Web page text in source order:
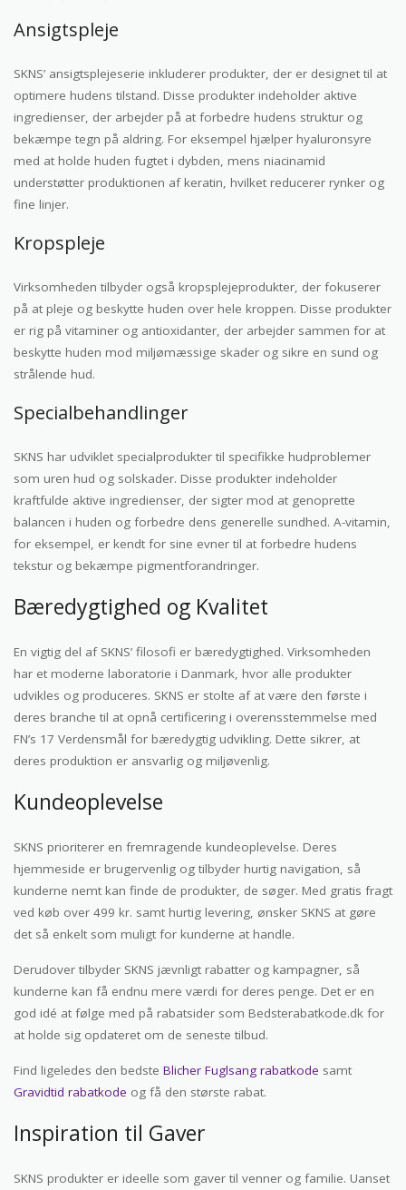
Ansigtspleje
SKNS’ ansigtsplejeserie inkluderer produkter, der er designet til at
optimere hudens tilstand. Disse produkter indeholder aktive
ingredienser, der arbejder på at forbedre hudens struktur og
bekæmpe tegn på aldring. For eksempel hjælper hyaluronsyre
med at holde huden fugtet i dybden, mens niacinamid
understøtter produktionen af keratin, hvilket reducerer rynker og
fine linjer.
Kropspleje
Virksomheden tilbyder også kropsplejeprodukter, der fokuserer
på at pleje og beskytte huden over hele kroppen. Disse produkter
er rig på vitaminer og antioxidanter, der arbejder sammen for at
beskytte huden mod miljømæssige skader og sikre en sund og
strålende hud.
Specialbehandlinger
SKNS har udviklet specialprodukter til specifikke hudproblemer
som uren hud og solskader. Disse produkter indeholder
kraftfulde aktive ingredienser, der sigter mod at genoprette
balancen i huden og forbedre dens generelle sundhed. A-vitamin,
for eksempel, er kendt for sine evner til at forbedre hudens
tekstur og bekæmpe pigmentforandringer.
Bæredygtighed og Kvalitet
En vigtig del af SKNS’ filosofi er bæredygtighed. Virksomheden
har et moderne laboratorie i Danmark, hvor alle produkter
udvikles og produceres. SKNS er stolte af at være den første i
deres branche til at opnå certificering i overensstemmelse med
FN’s 17 Verdensmål for bæredygtig udvikling. Dette sikrer, at
deres produktion er ansvarlig og miljøvenlig.
Kundeoplevelse
SKNS prioriterer en fremragende kundeoplevelse. Deres
hjemmeside er brugervenlig og tilbyder hurtig navigation, så
kunderne nemt kan finde de produkter, de søger. Med gratis fragt
ved køb over 499 kr. samt hurtig levering, ønsker SKNS at gøre
det så enkelt som muligt for kunderne at handle.
Derudover tilbyder SKNS jævnligt rabatter og kampagner, så
kunderne kan få endnu mere værdi for deres penge. Det er en
god idé at følge med på rabatsider som Bedsterabatkode.dk for
at holde sig opdateret om de seneste tilbud.
Find ligeledes den bedste Blicher Fuglsang rabatkode samt
Gravidtid rabatkode og få den største rabat.
Inspiration til Gaver
SKNS produkter er ideelle som gaver til venner og familie. Uanset